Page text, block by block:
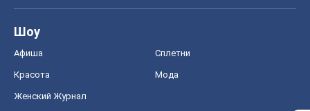
Шоу
Афиша Сплетни
Красота Мода
Женский Журнал